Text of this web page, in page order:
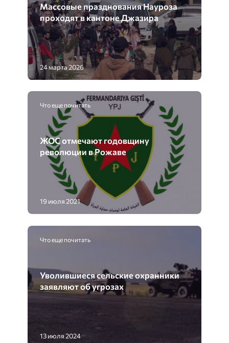
Массовые празднования Науроза
проходят в кантоне Джазира
24 марта 2026
Что еще почитать
ЖОС отмечают годовщину
революции в Рожаве
19 июля 2021
Что еще почитать
Уволившиеся сельские охранники
заявляют об угрозах
13 июля 2024